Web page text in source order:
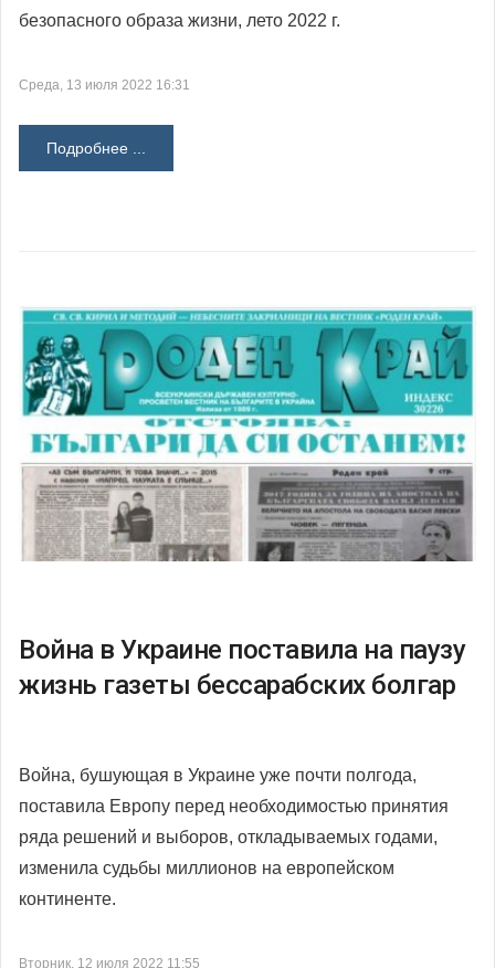
безопасного образа жизни, лето 2022 г.
Среда, 13 июля 2022 16:31
Подробнее ...
Война в Украине поставила на паузу
жизнь газеты бессарабских болгар
Война, бушующая в Украине уже почти полгода,
поставила Европу перед необходимостью принятия
ряда решений и выборов, откладываемых годами,
изменила судьбы миллионов на европейском
континенте.
Вторник, 12 июля 2022 11:55